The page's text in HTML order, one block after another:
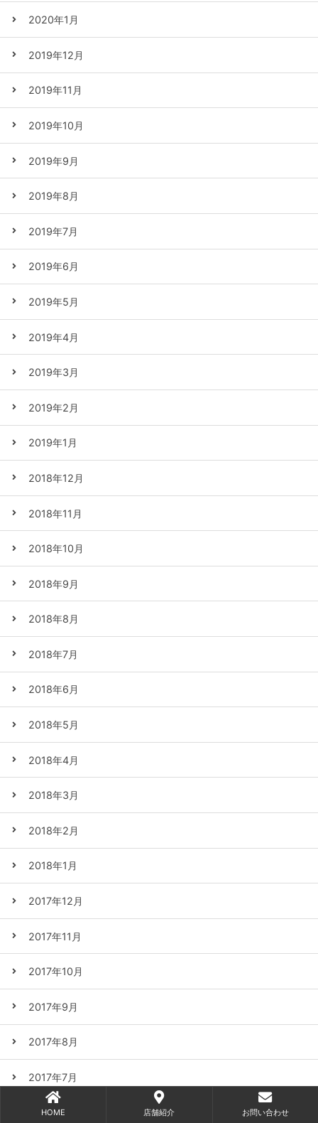
2020年1月
2019年12月
2019年11月
2019年10月
2019年9月
2019年8月
2019年7月
2019年6月
2019年5月
2019年4月
2019年3月
2019年2月
2019年1月
2018年12月
2018年11月
2018年10月
2018年9月
2018年8月
2018年7月
2018年6月
2018年5月
2018年4月
2018年3月
2018年2月
2018年1月
2017年12月
2017年11月
2017年10月
2017年9月
2017年8月
2017年7月
2017年6月
HOME 店舗紹介 お問い合わせ